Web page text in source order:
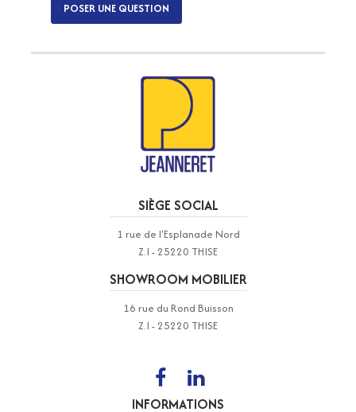
POSER UNE QUESTION
SIÈGE SOCIAL
1 rue de l'Esplanade Nord
Z.I - 25220 THISE
SHOWROOM MOBILIER
16 rue du Rond Buisson
Z.I - 25220 THISE
INFORMATIONS